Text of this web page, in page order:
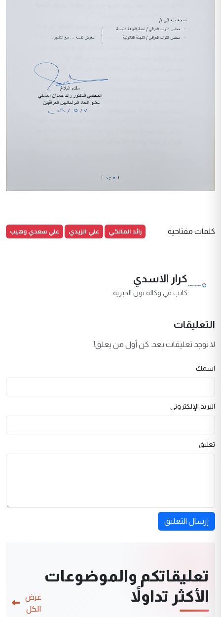
كلمات مفتاحية رائد المالكي علي الزيدي علي سعدي وهيب
كرار الاسدي
كاتب في وكالة نون الخبرية
التعليقات
لا توجد تعليقات بعد. كن أول من يعلق!
اسمك
البريد الإلكتروني
تعليق
إرسال التعليق
تعليقاتكم والموضوعات
الأكثر تداولاً
عرض
الكل